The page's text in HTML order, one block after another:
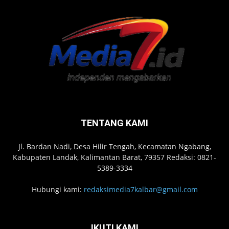
TENTANG KAMI
Jl. Bardan Nadi, Desa Hilir Tengah, Kecamatan Ngabang,
Kabupaten Landak, Kalimantan Barat, 79357 Redaksi: 0821-
5389-3334
Hubungi kami: redaksimedia7kalbar@gmail.com